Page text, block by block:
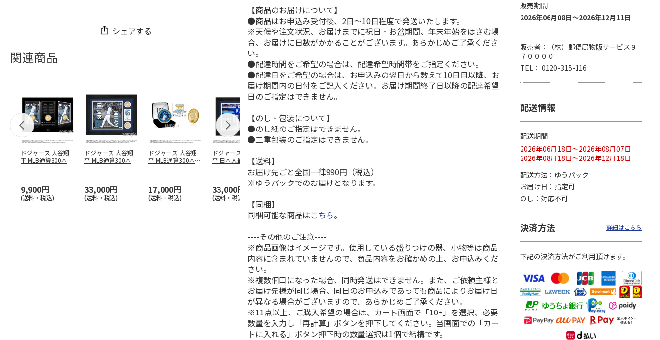
シェアする
関連商品
ドジャース 大谷翔
平 MLB通算300本塁
9,900円
(送料・税込)
ドジャース 大谷翔
平 MLB通算300本塁
33,000円
(送料・税込)
ドジャース 大谷翔
平 MLB通算300本塁
17,000円
(送料・税込)
ドジャース 大谷翔
平 日本人最多53試
合連続出塁記念 ダ
33,000円
(送料・税込)
4月投手…
33,000円
合連続出塁記念 コ
イ…
9,900円
ドジャース 大谷翔
平 日本人最多53試
ル…
17,000円
(送料・税込)
MLB ドジャース 大
谷翔平 2026 NL 3・
【商品のお届けについて】
●商品はお申込み受付後、2日～10日程度で発送いたします。
※天候や注文状況、お届けまでに祝日・お盆期間、年末年始をはさむ場
合、お届けに日数がかかることがございます。あらかじめご了承くださ
い。
●配達時間をご希望の場合は、配達希望時間帯をご指定ください。
●配達日をご希望の場合は、お申込みの翌日から数えて10日目以降、お
届け期間内の日付をご記入ください。お届け期間終了日以降の配達希望
日のご指定はできません。
【のし・包装について】
●のし紙のご指定はできません。
●二重包装のご指定はできません。
【送料】
お届け先ごと全国一律990円（税込）
※ゆうパックでのお届けとなります。
【同梱】
同梱可能な商品はこちら。
----その他のご注意----
※商品画像はイメージです。使用している盛りつけの器、小物等は商品
内容に含まれていませんので、商品内容をお確かめの上、お申込みくだ
さい。
※複数個口になった場合、同時発送はできません。また、ご依頼主様と
お届け先様が同じ場合、同日のお申込みであっても商品によりお届け日
が異なる場合がございますので、あらかじめご了承ください。
※11点以上、ご購入希望の場合は、カート画面で「10+」を選択、必要
数量を入力し「再計算」ボタンを押下してください。当画面での「カー
トに入れる」ボタン押下時の数量選択は1個で結構です。
販売期間
2026年06月08日～2026年12月11日
販売者：（株）郵便局物販サービス９
７００００
TEL： 0120-315-116
配送情報
配送期間
2026年06月18日～2026年08月07日
2026年08月18日～2026年12月18日
配送方法
ゆうパック
お届け日
指定可
のし
対応不可
決済方法 詳細はこちら
下記の決済方法がご利用頂けます。